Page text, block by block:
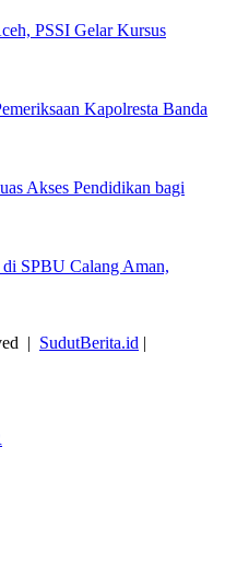
PSSI Gelar Kursus
Kapolresta Banda
Akses Pendidikan bagi
SPBU Calang Aman,
| SudutBerita.id |